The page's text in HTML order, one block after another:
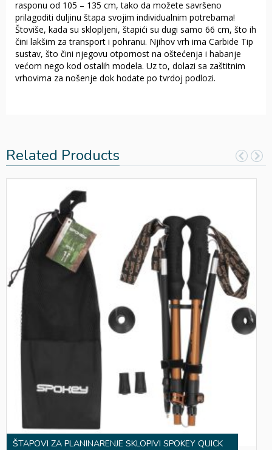
rasponu od 105 – 135 cm, tako da možete savršeno
prilagoditi duljinu štapa svojim individualnim potrebama!
Štoviše, kada su sklopljeni, štapići su dugi samo 66 cm, što ih
čini lakšim za transport i pohranu. Njihov vrh ima Carbide Tip
sustav, što čini njegovu otpornost na oštećenja i habanje
većom nego kod ostalih modela. Uz to, dolazi sa zaštitnim
vrhovima za nošenje dok hodate po tvrdoj podlozi.
Related Products
ŠTAPOVI ZA PLANINARENJE SKLOPIVI SPOKEY QUICK